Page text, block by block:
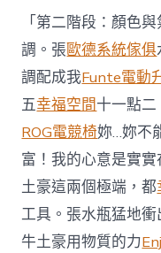
「第二階段：顏色與
調。張歐德系統傢俱
調配成我Funte電動
五幸福空間十一點
ROG電競椅妳…妳不
富！我的心意是實
土豪這兩個極端，都
工具。張水瓶猛地
牛土豪用物質的力